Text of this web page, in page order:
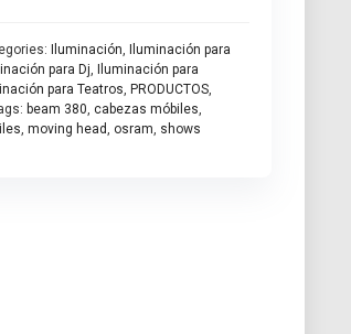
Iluminación,
Iluminación para
para Dj,
Iluminación para
para Teatros, PRODUCTOS,
beam 380, cabezas móbiles,
, moving head, osram, shows